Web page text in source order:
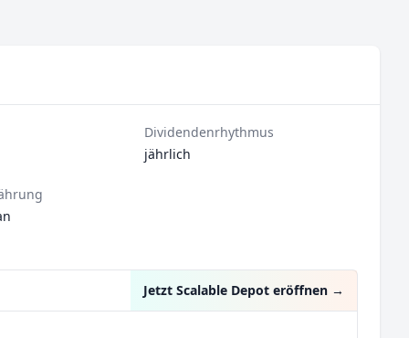
Dividendenrhythmus
jährlich
Jetzt Scalable Depot eröffnen →